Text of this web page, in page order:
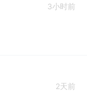
3小时前
2天前